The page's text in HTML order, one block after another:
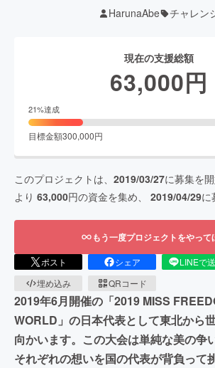
HarunaAbe チャレン
現在の支援総額
63,000円
21%達成
目標金額300,000円
このプロジェクトは、 2019/03/27に募集を開
より 63,000円の資金を集め、 2019/04/29に
もう一度プロジェクトをやって
ポスト シェア LINEで
埋め込み
QRコード
2019年6月開催の「2019 MISS
WORLD」の日本代表として東北から
向かいます。この大会は単純な美の争
それぞれの想いを国の代表が背負って